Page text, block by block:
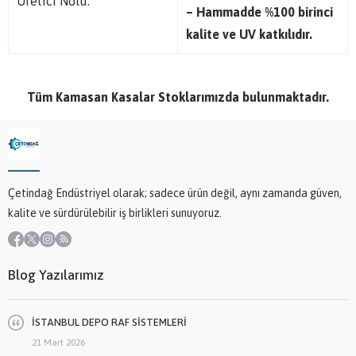
– Hammadde %100 birinci
kalite ve UV katkılıdır.
Tüm Kamasan Kasalar Stoklarımızda bulunmaktadır.
Çetindağ Endüstriyel olarak; sadece ürün değil, aynı zamanda güven,
kalite ve sürdürülebilir iş birlikleri sunuyoruz.
Blog Yazılarımız
İSTANBUL DEPO RAF SİSTEMLERİ
21 Mart 2026